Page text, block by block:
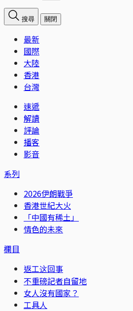
搜尋 關閉
最新
國際
大陸
香港
台灣
速遞
解讀
評論
播客
影音
系列
2026伊朗戰爭
香港世紀大火
「中國有稀土」
情色的未來
欄目
返工这回事
不重磅記者自留地
女人沒有國家？
工具人